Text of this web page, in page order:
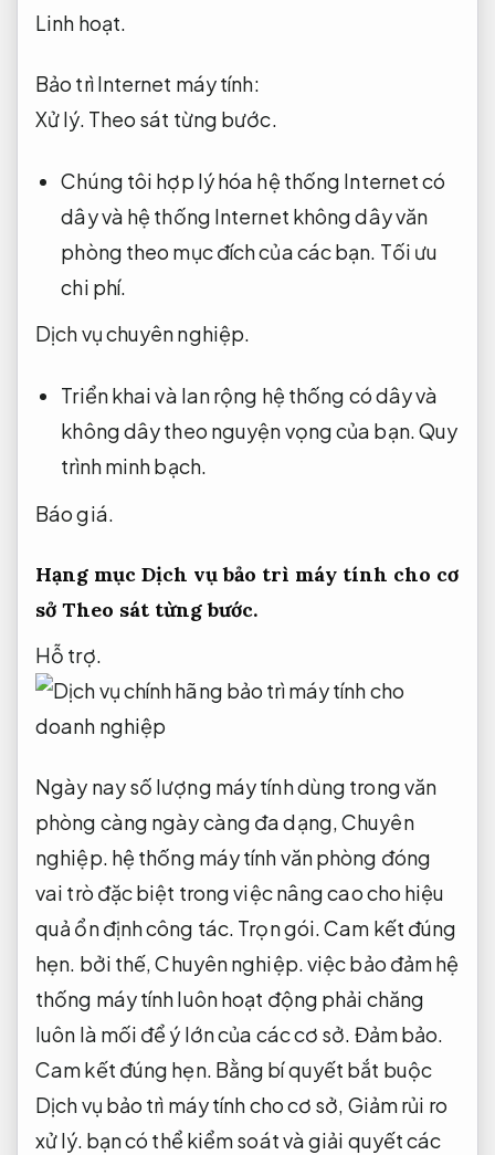
Linh hoạt.
Bảo trì Internet máy tính:
Xử lý. Theo sát từng bước.
Chúng tôi hợp lý hóa hệ thống Internet có
dây và hệ thống Internet không dây văn
phòng theo mục đích của các bạn. Tối ưu
chi phí.
Dịch vụ chuyên nghiệp.
Triển khai và lan rộng hệ thống có dây và
không dây theo nguyện vọng của bạn.Quy
trình minh bạch.
Báo giá.
Hạng mục Dịch vụ bảo trì máy tính cho cơ
sở Theo sát từng bước.
Hỗ trợ.
Ngày nay số lượng máy tính dùng trong văn
phòng càng ngày càng đa dạng,Chuyên
nghiệp. hệ thống máy tính văn phòng đóng
vai trò đặc biệt trong việc nâng cao cho hiệu
quả ổn định công tác. Trọn gói.Cam kết đúng
hẹn. bởi thế,Chuyên nghiệp.việc bảo đảm hệ
thống máy tính luôn hoạt động phải chăng
luôn là mối để ý lớn của các cơ sở. Đảm bảo.
Cam kết đúng hẹn. Bằng bí quyết bắt buộc
Dịch vụ bảo trì máy tính cho cơ sở, Giảm rủi ro
xử lý. bạn có thể kiểm soát và giải quyết các